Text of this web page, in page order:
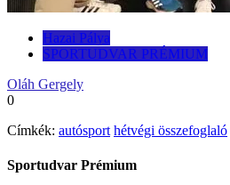
Hazai Pálya
SPORTUDVAR PRÉMIUM
Oláh Gergely
0
Címkék: autósport hétvégi összefoglaló
Sportudvar Prémium